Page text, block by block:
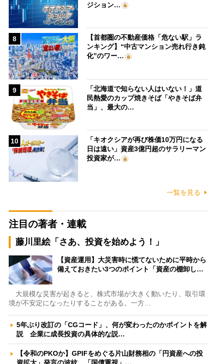
ジション…
8
【首都圏の不動産価格「危ない駅」ラ
ンキング】“中古マンション売れ行き鈍
化”のワー…
9
「北海道で知らない人はいない！」道
民熱愛のカップ焼きそば「やきそば弁
当」、最大の…
10
「キオクシアが再び株価10万円になる
日は遠い」資産3億円超のサラリーマン
投資家が…
一覧を見る
注目の著者・連載
藤川里絵「さあ、投資を始めよう！」
【資産運用】大災害時に慌てないために平時から
備えておきたい3つのポイント「資産の棚卸し…
大規模な災害が起きると、株式市場が大きく動いたり、取引環
境が不安定になったりすることがある。一方…
5年ぶり改訂の「CGコード」、何が変わったのかポイントを解
説 企業に成長投資の具体的な説…
【令和のPKOか】GPIFをめぐる片山財務相の「円資産への投